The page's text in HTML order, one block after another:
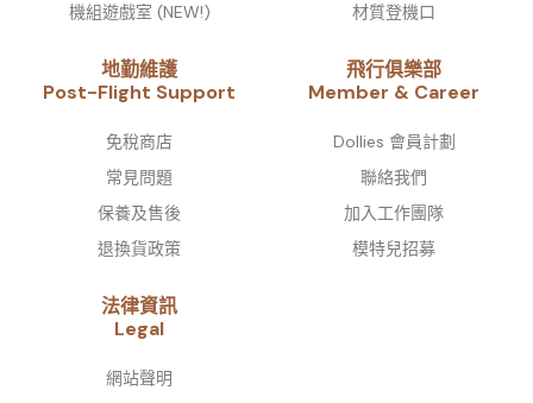
機組遊戲室 (NEW!)
材質登機口
地勤維護
Post-Flight Support
免稅商店
常見問題
保養及售後
退換貨政策
飛行俱樂部
Member & Career
Dollies 會員計劃
聯絡我們
加入工作團隊
模特兒招募
法律資訊
Legal
網站聲明